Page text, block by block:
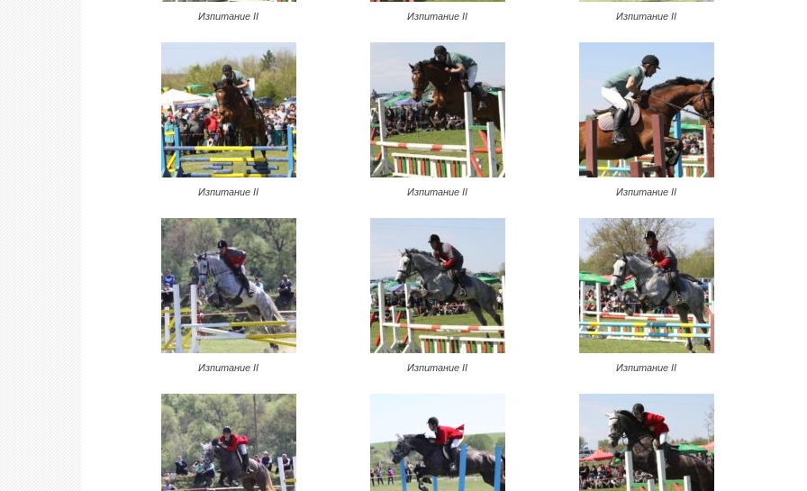
Изпитание II Изпитание II Изпитание II
Изпитание II Изпитание II Изпитание II
Изпитание II Изпитание II Изпитание II